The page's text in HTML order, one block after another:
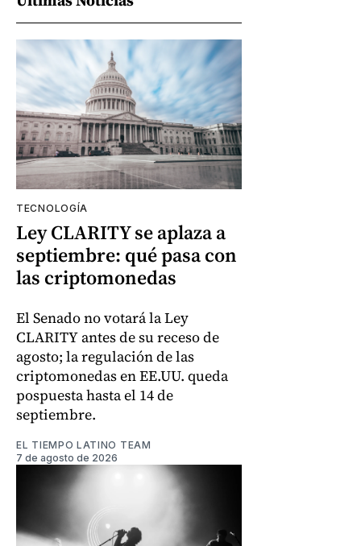
TECNOLOGÍA
Ley CLARITY se aplaza a
septiembre: qué pasa con
las criptomonedas
El Senado no votará la Ley
CLARITY antes de su receso de
agosto; la regulación de las
criptomonedas en EE.UU. queda
pospuesta hasta el 14 de
septiembre.
EL TIEMPO LATINO TEAM
7 de agosto de 2026